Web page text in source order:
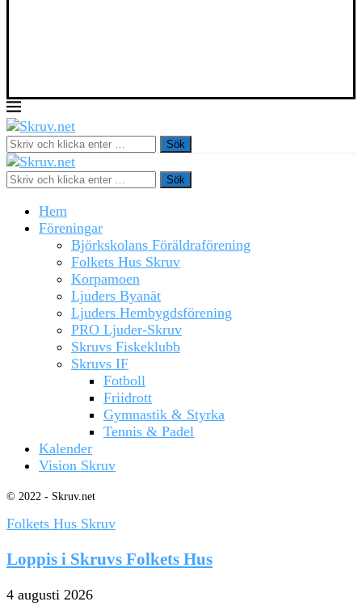
Sök
Sök
Hem
Föreningar
Björkskolans Föräldraförening
Folkets Hus Skruv
Korpamoen
Ljuders Byanät
Ljuders Hembygdsförening
PRO Ljuder-Skruv
Skruvs Fiskeklubb
Skruvs IF
Fotboll
Friidrott
Gymnastik & Styrka
Tennis & Padel
Kalender
Vision Skruv
© 2022 - Skruv.net
Folkets Hus Skruv
Loppis i Skruvs Folkets Hus
4 augusti 2026